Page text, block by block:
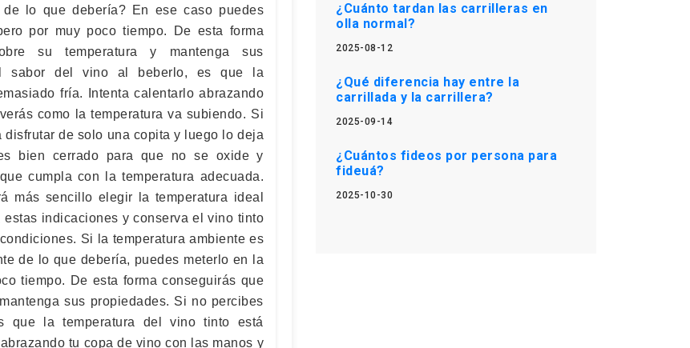
¿Cuánto tardan las carrilleras en
olla normal?
2025-08-12
¿Qué diferencia hay entre la
carrillada y la carrillera?
2025-09-14
¿Cuántos fideos por persona para
fideuá?
2025-10-30